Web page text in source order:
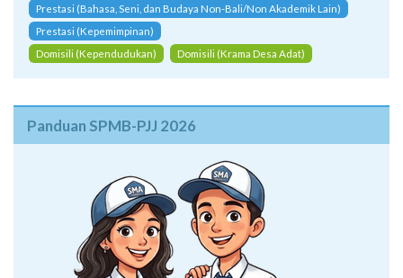
Prestasi (Bahasa, Seni, dan Budaya Non-Bali/Non Akademik Lain)
Prestasi (Kepemimpinan)
Domisili (Kependudukan)
Domisili (Krama Desa Adat)
Panduan SPMB-PJJ 2026